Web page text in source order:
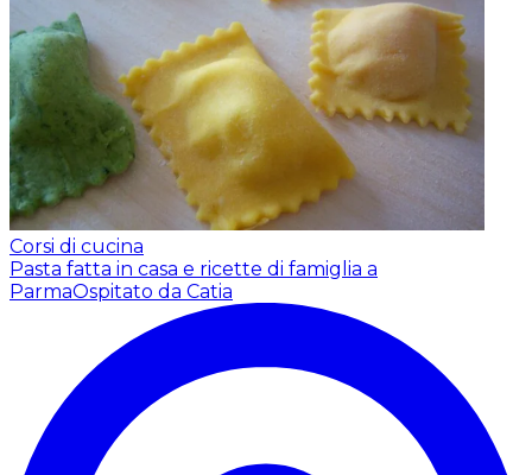
Corsi di cucina
Pasta fatta in casa e ricette di famiglia a
ParmaOspitato da Catia